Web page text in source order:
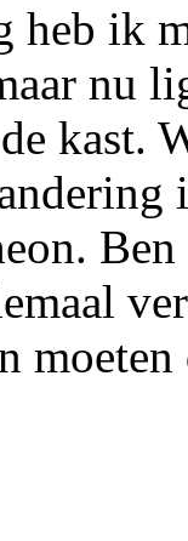
heb ik
nu
kast.